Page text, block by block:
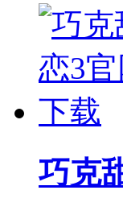
巧克